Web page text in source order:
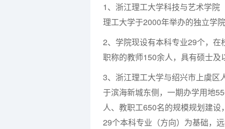
1、浙江理工大学科技与艺术学
理工大学于2000年举办的独立学
2、学院现设有本科专业29个，
职称的教师150余人，具有硕士
3、浙江理工大学与绍兴市上虞区
于滨海新城东侧，一期办学用地
人、教职工650名的规模规划建
29个本科专业（方向）为基础，